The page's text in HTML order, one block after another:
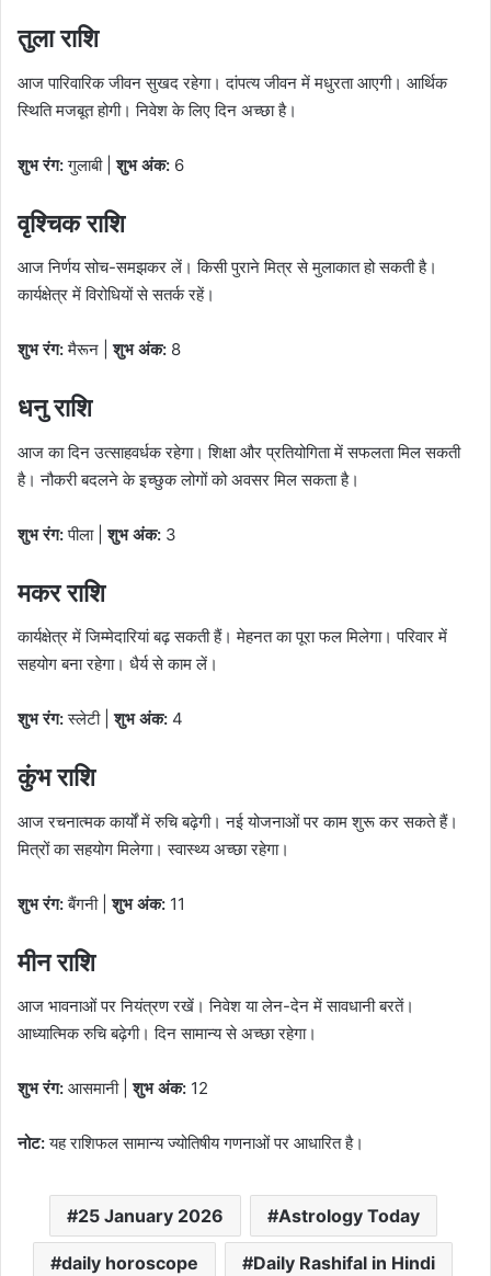
तुला राशि
आज पारिवारिक जीवन सुखद रहेगा। दांपत्य जीवन में मधुरता आएगी। आर्थिक
स्थिति मजबूत होगी। निवेश के लिए दिन अच्छा है।
शुभ रंग:गुलाबी |शुभ अंक: 6
वृश्चिक राशि
आज निर्णय सोच-समझकर लें। किसी पुराने मित्र से मुलाकात हो सकती है।
कार्यक्षेत्र में विरोधियों से सतर्क रहें।
शुभ रंग:मैरून |शुभ अंक: 8
धनु राशि
आज का दिन उत्साहवर्धक रहेगा। शिक्षा और प्रतियोगिता में सफलता मिल सकती
है। नौकरी बदलने के इच्छुक लोगों को अवसर मिल सकता है।
शुभ रंग:पीला |शुभ अंक: 3
मकर राशि
कार्यक्षेत्र में जिम्मेदारियां बढ़ सकती हैं। मेहनत का पूरा फल मिलेगा। परिवार में
सहयोग बना रहेगा। धैर्य से काम लें।
शुभ रंग:स्लेटी |शुभ अंक: 4
कुंभ राशि
आज रचनात्मक कार्यों में रुचि बढ़ेगी। नई योजनाओं पर काम शुरू कर सकते हैं।
मित्रों का सहयोग मिलेगा। स्वास्थ्य अच्छा रहेगा।
शुभ रंग:बैंगनी |शुभ अंक: 11
मीन राशि
आज भावनाओं पर नियंत्रण रखें। निवेश या लेन-देन में सावधानी बरतें।
आध्यात्मिक रुचि बढ़ेगी। दिन सामान्य से अच्छा रहेगा।
शुभ रंग: आसमानी |शुभ अंक: 12
नोट:यह राशिफल सामान्य ज्योतिषीय गणनाओं पर आधारित है।
25 January 2026 Astrology Today
daily horoscope Daily Rashifal in Hindi